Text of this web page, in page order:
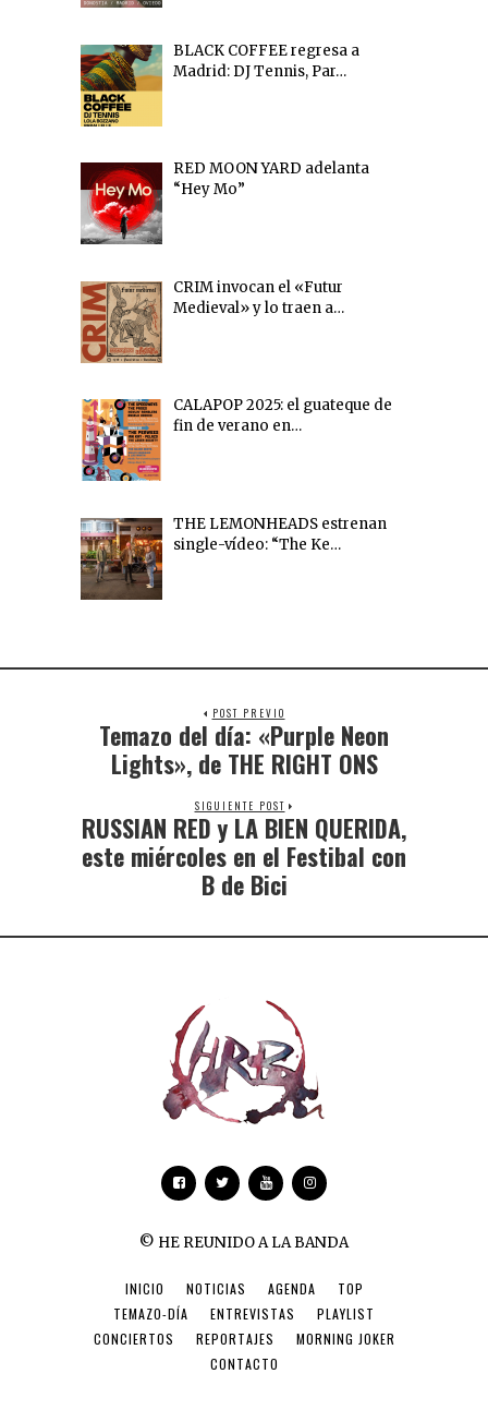
BLACK COFFEE regresa a
Madrid: DJ Tennis, Par…
RED MOON YARD adelanta
“Hey Mo”
CRIM invocan el «Futur
Medieval» y lo traen a…
CALAPOP 2025: el guateque de
fin de verano en…
THE LEMONHEADS estrenan
single-vídeo: “The Ke…
POST PREVIO
Temazo del día: «Purple Neon
Lights», de THE RIGHT ONS
SIGUIENTE POST
RUSSIAN RED y LA BIEN QUERIDA,
este miércoles en el Festibal con
B de Bici
© HE REUNIDO A LA BANDA
INICIO NOTICIAS AGENDA
TOP
TEMAZO-DÍA
ENTREVISTAS
PLAYLIST
CONCIERTOS
REPORTAJES
MORNING JOKER
CONTACTO